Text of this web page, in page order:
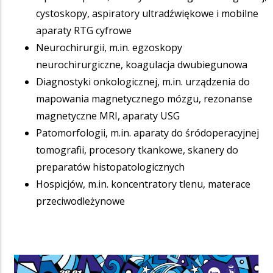
cystoskopy, aspiratory ultradźwiękowe i mobilne
aparaty RTG cyfrowe
Neurochirurgii, m.in. egzoskopy
neurochirurgiczne, koagulacja dwubiegunowa
Diagnostyki onkologicznej, m.in. urządzenia do
mapowania magnetycznego mózgu, rezonanse
magnetyczne MRI, aparaty USG
Patomorfologii, m.in. aparaty do śródoperacyjnej
tomografii, procesory tkankowe, skanery do
preparatów histopatologicznych
Hospicjów, m.in. koncentratory tlenu, materace
przeciwodleżynowe